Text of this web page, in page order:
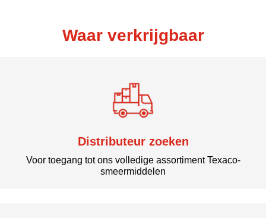
Waar verkrijgbaar
Distributeur zoeken
Voor toegang tot ons volledige assortiment Texaco-
smeermiddelen